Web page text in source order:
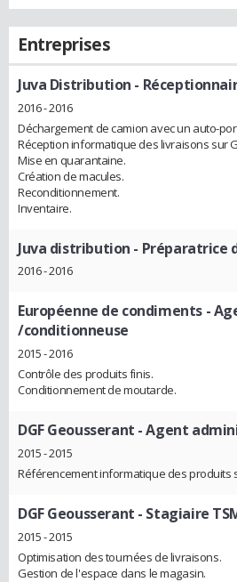
Entreprises
Juva Distribution -
2016 - 2016
Déchargement de camion avec un auto-
Réception informatique des livraisons sur
Mise en quarantaine.
Création de macules.
Reconditionnement.
Inventaire.
Juva distribution - Préparatrice
2016 - 2016
Européenne de condiments-
/conditionneuse
2015 - 2016
Contrôle des produits finis.
Conditionnement de moutarde.
DGF Geousserant - Agent
2015 - 2015
Référencement informatique des produits
DGF Geousserant - Stagiaire
2015 - 2015
Optimisation des tournées de livraisons.
Gestion de l'espace dans le magasin.